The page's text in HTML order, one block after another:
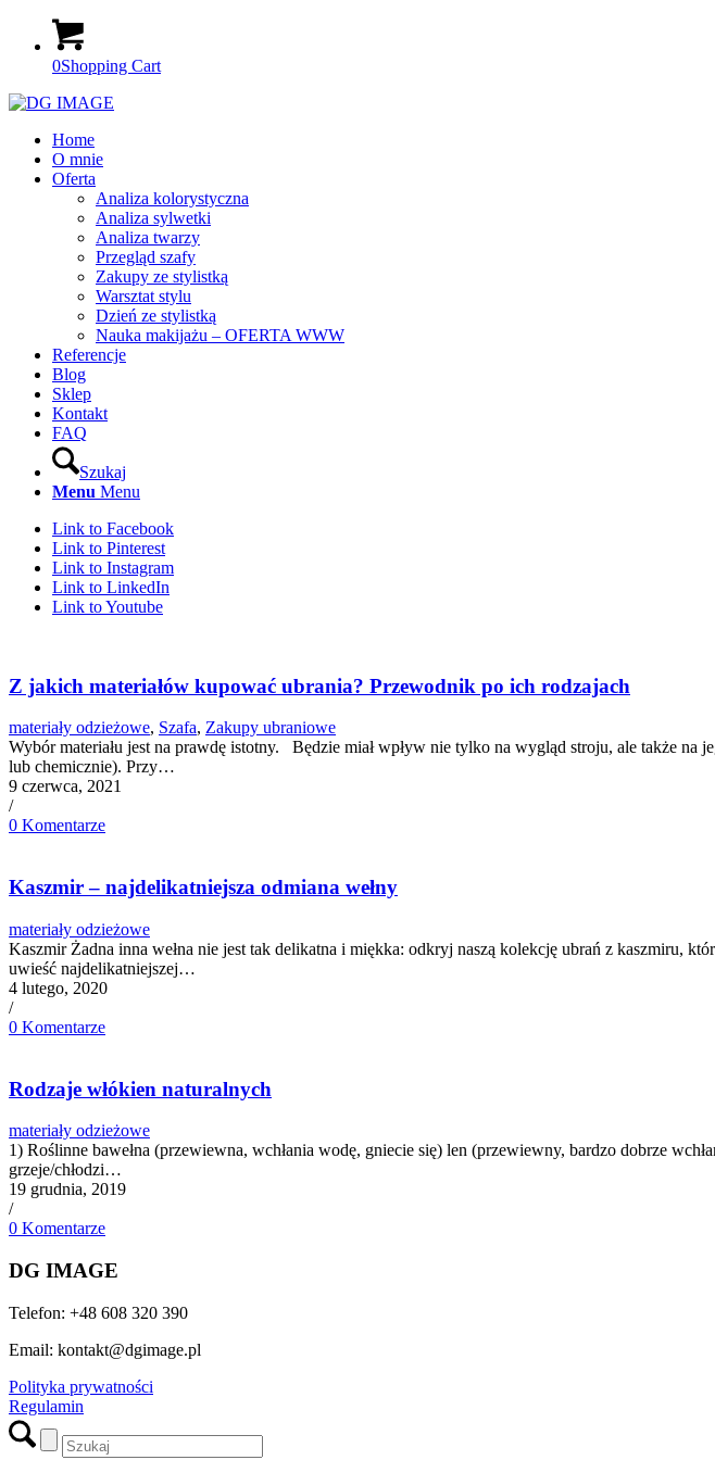
0Shopping Cart
Home
O mnie
Oferta
Analiza kolorystyczna
Analiza sylwetki
Analiza twarzy
Przegląd szafy
Zakupy ze stylistką
Warsztat stylu
Dzień ze stylistką
Nauka makijażu – OFERTA WWW
Referencje
Blog
Sklep
Kontakt
FAQ
Szukaj
Menu Menu
Link to Facebook
Link to Pinterest
Link to Instagram
Link to LinkedIn
Link to Youtube
Z jakich materiałów kupować ubrania? Przewodnik po ich rodzajach
materiały odzieżowe, Szafa, Zakupy ubraniowe
Wybór materiału jest na prawdę istotny. Będzie miał wpływ nie tylko na wygląd stroju, ale także na
lub chemicznie). Przy…
9 czerwca, 2021
/
0 Komentarze
Kaszmir – najdelikatniejsza odmiana wełny
materiały odzieżowe
Kaszmir Żadna inna wełna nie jest tak delikatna i miękka: odkryj naszą kolekcję ubrań z kaszmiru,
uwieść najdelikatniejszej…
4 lutego, 2020
/
0 Komentarze
Rodzaje włókien naturalnych
materiały odzieżowe
1) Roślinne bawełna (przewiewna, wchłania wodę, gniecie się) len (przewiewny, bardzo dobrze
grzeje/chłodzi…
19 grudnia, 2019
/
0 Komentarze
DG IMAGE
Telefon: +48 608 320 390
Email: kontakt@dgimage.pl
Polityka prywatności
Regulamin